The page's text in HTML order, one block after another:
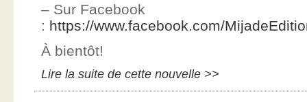
– Sur Facebook
: https://www.facebook.com/
À bientôt!
Lire la suite de cette nouvelle >>